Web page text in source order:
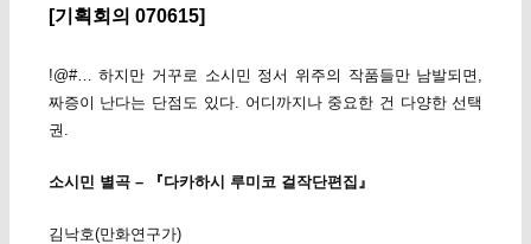
[기획회의 070615]
!@#… 하지만 거꾸로 소시민 정서 위주의 작품들만 남발되면,
짜증이 난다는 단점도 있다. 어디까지나 중요한 건 다양한 선택
권.
소시민 별곡 – 『다카하시 루미코 걸작단편집』
김낙호(만화연구가)